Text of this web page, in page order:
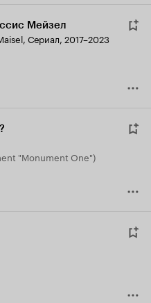
Мейзел
, Сериал, 2017–2023
"Monument One")